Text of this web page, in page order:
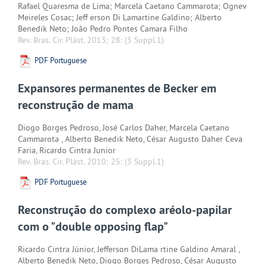
Rafael Quaresma de Lima; Marcela Caetano Cammarota; Ognev
Meireles Cosac; Jeff erson Di Lamartine Galdino; Alberto
Benedik Neto; João Pedro Pontes Camara Filho
Rev. Bras. Cir. Plást. 2013; 28: (3 Suppl.1)
PDF Portuguese
Expansores permanentes de Becker em
reconstrução de mama
Diogo Borges Pedroso, José Carlos Daher, Marcela Caetano
Cammarota , Alberto Benedik Neto, César Augusto Daher Ceva
Faria, Ricardo Cintra Junior
Rev. Bras. Cir. Plást. 2010; 25: (3 Suppl.1)
PDF Portuguese
Reconstrução do complexo aréolo-papilar
com o "double opposing flap"
Ricardo Cintra Júnior, Jefferson DiLama rtine Galdino Amaral ,
Alberto Benedik Neto, Diogo Borges Pedroso, César Augusto